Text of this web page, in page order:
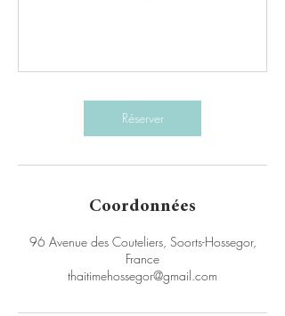
Réserver
Coordonnées
96 Avenue des Couteliers, Soorts-Hossegor,
France
thaitimehossegor@gmail.com